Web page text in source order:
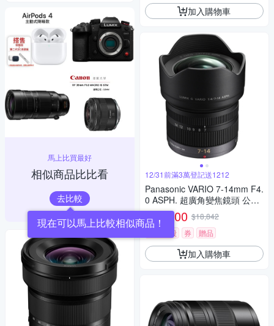
馬上比買最好
相似商品比比看
去比較
現在可以馬上比較相似商品！
加入購物車
12/31前滿3萬登記送1212
Panasonic VARIO 7-14mm F4.
0 ASPH. 超廣角變焦鏡頭 公司
貨
$17,900 $18,842
限時下殺
券 贈品
加入購物車